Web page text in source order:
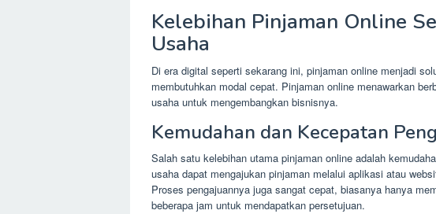
Kelebihan Pinjaman Online
Usaha
Di era digital seperti sekarang ini, pinjaman online menjadi
membutuhkan modal cepat. Pinjaman online menawarkan
usaha untuk mengembangkan bisnisnya.
Kemudahan dan Kecepatan
Salah satu kelebihan utama pinjaman online adalah
usaha dapat mengajukan pinjaman melalui aplikasi atau
Proses pengajuannya juga sangat cepat, biasanya hanya
beberapa jam untuk mendapatkan persetujuan.